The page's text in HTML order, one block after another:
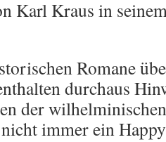
Karl Kraus in
Romane
durchaus
der
immer ein